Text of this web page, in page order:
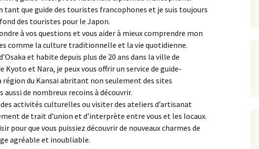
La zone centrale
Banlieue de Kyoto
Quartier Tenno-ji
Quartier autour du
château d’Osaka
Quartiers de
Nakanoshima et de
Semba
La Rive Ouest
La Rive Sud
La Rive Nord
Sites sacrés et chemins
de pèlerinage dans les
monts Kii
Mont Koya
Kumano
Yoshino/Omine
Kanazawa
tant que guide des touristes francophones et je suis toujours
des touristes pour le Japon.
à vos questions et vous aider à mieux comprendre mon
comme la culture traditionnelle et la vie quotidienne.
et habite depuis plus de 20 ans dans la ville de
Kyoto et Nara, je peux vous offrir un service de guide-
du Kansai abritant non seulement des sites
de nombreux recoins à découvrir.
activités culturelles ou visiter des ateliers d’artisanat
de trait d’union et d’interprète entre vous et les locaux.
pour que vous puissiez découvrir de nouveaux charmes de
agréable et inoubliable.